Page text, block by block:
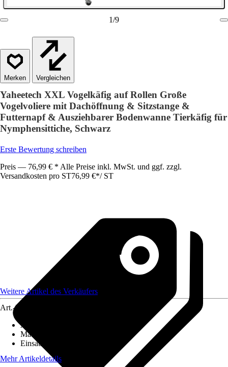
1/9
Vergleichen
Yaheetech XXL Vogelkäfig auf Rollen Große
Vogelvoliere mit Dachöffnung & Sitzstange &
Futternapf & Ausziehbarer Bodenwanne Tierkäfig für
Nymphensittiche, Schwarz
Erste Bewertung schreiben
Preis — 76,99 € * Alle Preise inkl. MwSt. und ggf. zzgl.
Versandkosten pro ST76,99 €*/ ST
Weitere Artikel des Verkäufers
Art.-Nr.
Artikeltyp
Material
Einsatzbereich
Mehr Artikeldetails